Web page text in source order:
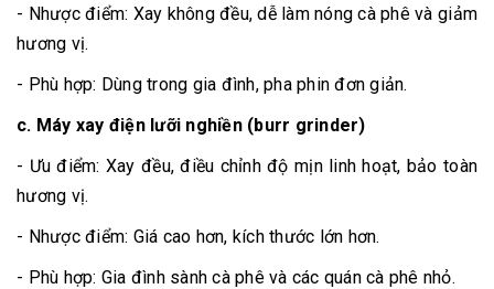
- Nhược điểm: Xay không đều, dễ làm nóng cà phê và giảm
hương vị.
- Phù hợp: Dùng trong gia đình, pha phin đơn giản.
c. Máy xay điện lưỡi nghiền (burr grinder)
- Ưu điểm: Xay đều, điều chỉnh độ mịn linh hoạt, bảo toàn
hương vị.
- Nhược điểm: Giá cao hơn, kích thước lớn hơn.
- Phù hợp: Gia đình sành cà phê và các quán cà phê nhỏ.